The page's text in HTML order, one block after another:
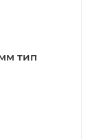
тип